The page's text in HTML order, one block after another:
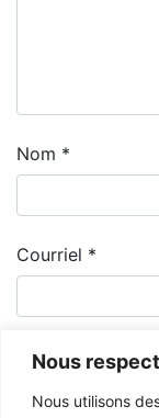
Nous
Nous utilisons
Nom *
Courriel *